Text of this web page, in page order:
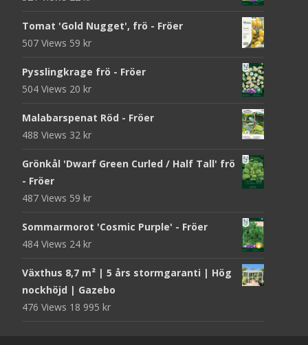
Tomat 'Gold Nugget', frö - Fröer
507 Views 59 kr
Pysslingkrage frö - Fröer
504 Views 20 kr
Malabarspenat Röd - Fröer
488 Views 32 kr
Grönkål 'Dwarf Green Curled / Half Tall' frö
- Fröer
487 Views 59 kr
Sommarmorot 'Cosmic Purple' - Fröer
484 Views 24 kr
Växthus 8,7 m² | 5 års stormgaranti | Hög
nockhöjd | Gazebo
476 Views 18 995 kr